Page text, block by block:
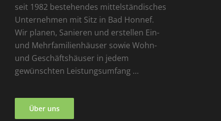
seit 1982 bestehendes mittelständisches
Unternehmen mit Sitz in Bad Honnef.
Wir planen, Sanieren und erstellen Ein-
und Mehrfamilienhäuser sowie Wohn-
und Geschäftshäuser in jedem
gewünschten Leistungsumfang …
Über uns